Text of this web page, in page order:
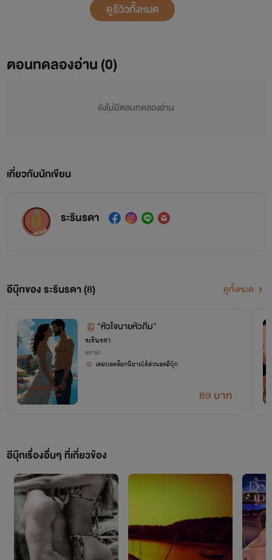
ดูรีวิวทั้งหมด
ตอนทดลองอ่าน (0)
ยังไม่มีตอนทดลองอ่าน
เกี่ยวกับนักเขียน
ระรินรดา
อีบุ๊กของ ระรินรดา (8) ดูทั้งหมด
"หัวใจนายหัวภีม"
ระรินรดา
ดราม่า
89 บาท
เคยปลดล็อกนิยายได้ส่วนลดอีบุ๊ก
อีบุ๊กเรื่องอื่นๆ ที่เกี่ยวข้อง